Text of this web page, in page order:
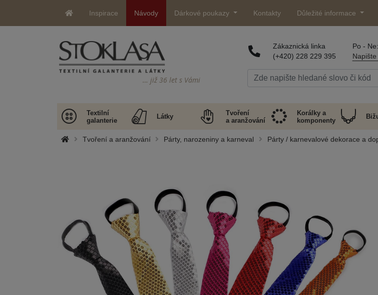
Inspirace Návody Dárkové poukazy Kontakty Důležité informace
… již 36 let s Vámi
Zákaznická linka
(+420) 228 229 395
Po -
Textilní
galanterie
Látky
Tvoření
a aranžování
Korálky a
komponenty
Tvoření a aranžování Párty, narozeniny a karneval Párty / karnevalové dekorace a